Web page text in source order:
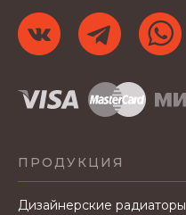
ПРОДУКЦИЯ
Дизайнерские радиаторы